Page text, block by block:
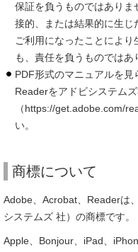
保証を負うものではありま
接的、または結果的に生じ
ご利用になったことによ
も、責任を負うものではあ
PDF形式のマニュアルを
Readerをアドビシステム
（https://get.adobe.com/
い。
商標について
Adobe、Acrobat、Readerは
システムズ 社）の商標です。
Apple、Bonjour、iPad、